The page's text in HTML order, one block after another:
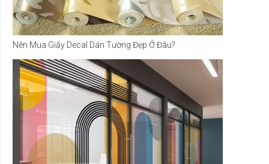
Nên Mua Giấy Decal Dán Tường Đẹp Ở Đâu?